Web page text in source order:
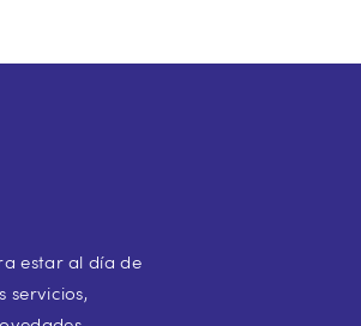
estar al día de
servicios,